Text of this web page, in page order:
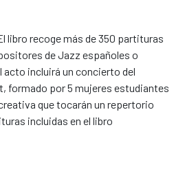
libro recoge más de 350 partituras
de Jazz españoles o
acto incluirá un concierto del
formado por 5 mujeres estudiantes
que tocarán un repertorio
incluidas en el libro